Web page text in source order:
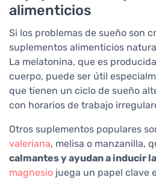
alimenticios
Si los problemas de sueño son
suplementos alimenticios
La melatonina, que es
cuerpo, puede ser útil
que tienen un ciclo de sueño
con horarios de trabajo
Otros suplementos populares
valeriana, melisa o manzanilla,
calmantes y ayudan a inducir
magnesio juega un papel clave